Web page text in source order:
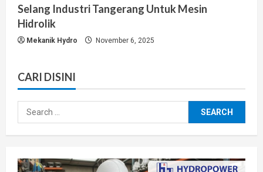
Selang Industri Tangerang Untuk Mesin
Hidrolik
Mekanik Hydro November 6, 2025
CARI DISINI
Search
for: